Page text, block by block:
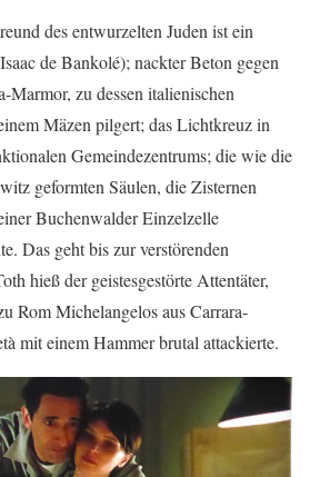
des entwurzelten Juden ist ein
de Bankolé); nackter Beton gegen
Marmor, zu dessen italienischen
Mäzen pilgert; das Lichtkreuz in
Gemeindezentrums; die wie die
geformten Säulen, die Zisternen
Buchenwalder Einzelzelle
Das geht bis zur verstörenden
hieß der geistesgestörte Attentäter,
Rom Michelangelos aus Carrara-
mit einem Hammer brutal attackierte.